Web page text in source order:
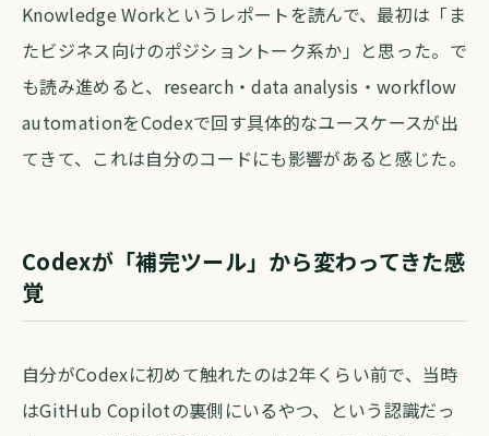
Knowledge Workというレポートを読んで、最初は「ま
たビジネス向けのポジショントーク系か」と思った。で
も読み進めると、research・data analysis・workflow
automationをCodexで回す具体的なユースケースが出
てきて、これは自分のコードにも影響があると感じた。
Codexが「補完ツール」から変わってきた感
覚
自分がCodexに初めて触れたのは2年くらい前で、当時
はGitHub Copilotの裏側にいるやつ、という認識だっ